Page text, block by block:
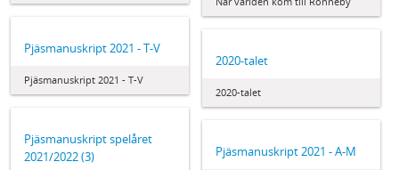
Pjäsmanuskript 2021 - T-V
Pjäsmanuskript 2021 - T-V
2020-talet
2020-talet
Pjäsmanuskript spelåret
2021/2022 (3)
Pjäsmanuskript 2021 - A-M